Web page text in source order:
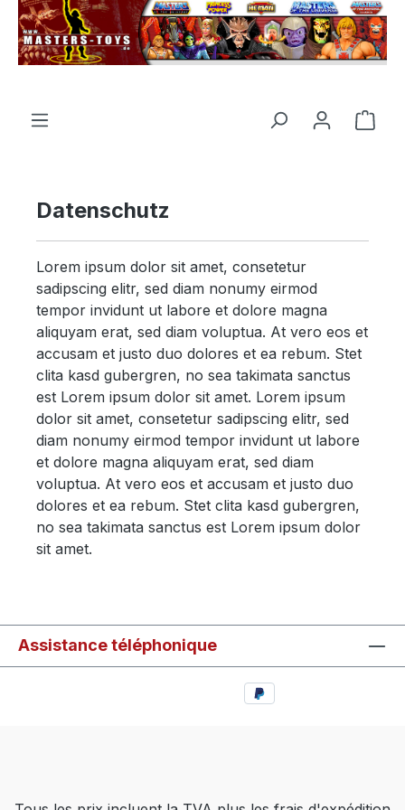
principal
Le
Datenschutz
Lorem ipsum dolor sit amet, consetetur
sadipscing elitr, sed diam nonumy eirmod
tempor invidunt ut labore et dolore magna
aliquyam erat, sed diam voluptua. At vero eos et
accusam et justo duo dolores et ea rebum. Stet
clita kasd gubergren, no sea takimata sanctus
est Lorem ipsum dolor sit amet. Lorem ipsum
dolor sit amet, consetetur sadipscing elitr, sed
diam nonumy eirmod tempor invidunt ut labore
et dolore magna aliquyam erat, sed diam
voluptua. At vero eos et accusam et justo duo
dolores et ea rebum. Stet clita kasd gubergren,
no sea takimata sanctus est Lorem ipsum dolor
sit amet.
Assistance téléphonique